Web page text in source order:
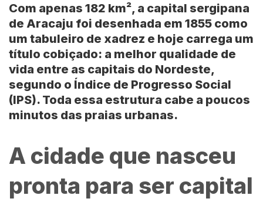
Com apenas 182 km², a capital sergipana
de Aracaju foi desenhada em 1855 como
um tabuleiro de xadrez e hoje carrega um
título cobiçado: a melhor qualidade de
vida entre as capitais do Nordeste,
segundo o Índice de Progresso Social
(IPS). Toda essa estrutura cabe a poucos
minutos das praias urbanas.
A cidade que nasceu
pronta para ser capital